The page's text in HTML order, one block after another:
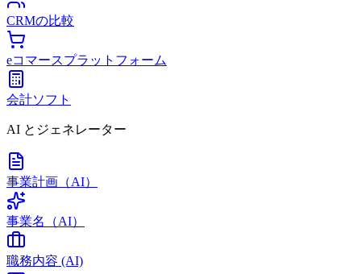
CRMの比較
eコマースプラットフォーム
会計ソフト
AI とジェネレーター
事業計画（AI）
事業名（AI）
職務内容 (AI)